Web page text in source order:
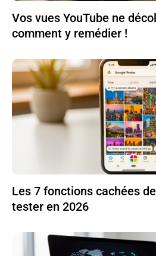
Vos vues YouTube ne
comment y remédier !
Les 7 fonctions cachées
tester en 2026